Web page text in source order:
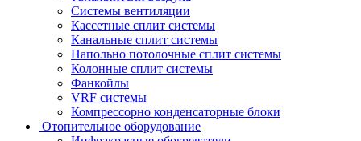
Системы вентиляции
Кассетные сплит системы
Канальные сплит системы
Напольно потолочные сплит системы
Колонные сплит системы
Фанкойлы
VRF системы
Компрессорно конденсаторные блоки
Отопительное оборудование